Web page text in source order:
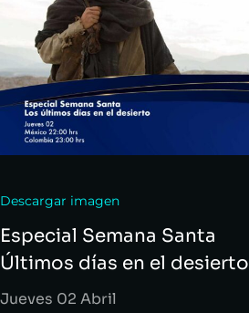
Descargar imagen
Especial Semana Santa
Últimos días en el desierto
Jueves 02 Abril